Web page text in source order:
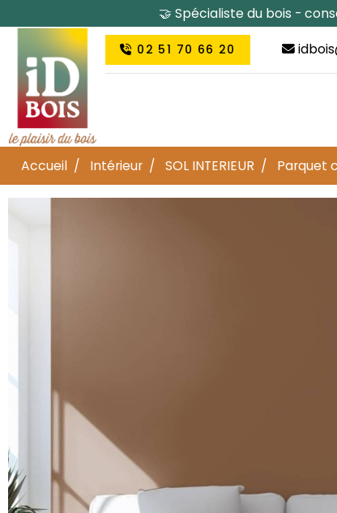
🤝 Spécialiste du bois -
02 51 70 66 20
Accueil Intérieur SOL INTERIEUR Parquet